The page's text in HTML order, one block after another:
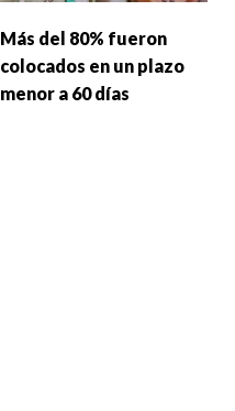
Más del 80% fueron
colocados en un plazo
menor a 60 días